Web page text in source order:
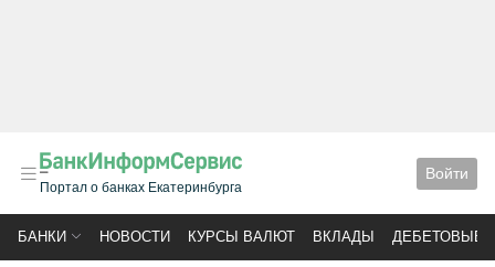
Портал о банках Екатеринбурга
Войти
БАНКИ НОВОСТИ КУРСЫ ВАЛЮТ ВКЛАДЫ ДЕБЕТОВЫЕ